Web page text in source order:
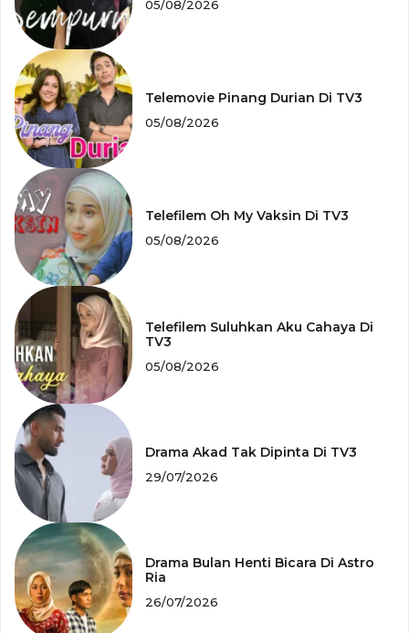
05/08/2026
Telemovie Pinang Durian Di TV3
05/08/2026
Telefilem Oh My Vaksin Di TV3
05/08/2026
Telefilem Suluhkan Aku Cahaya Di
TV3
05/08/2026
Drama Akad Tak Dipinta Di TV3
29/07/2026
Drama Bulan Henti Bicara Di Astro
Ria
26/07/2026